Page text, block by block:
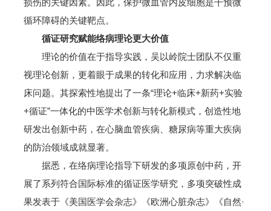
损伤的关键因素。因此，保护微血管内皮细胞是干预微
循环障碍的关键靶点。
循证研究赋能络病理论更大价值
理论的价值在于指导实践，吴以岭院士团队不仅重
视理论创新，更着眼于成果的转化和应用，力求解决临
床问题。其探索性地提出了一条“理论+临床+新药+实验
+循证”一体化的中医学术创新与转化新模式，创造性地
研发出创新中药，在心脑血管疾病、糖尿病等重大疾病
的防治领域成就显著。
据悉，在络病理论指导下研发的多项原创中药，开
展了系列符合国际标准的循证医学研究，多项突破性成
果发表于《美国医学会杂志》《欧洲心脏杂志》《自然·